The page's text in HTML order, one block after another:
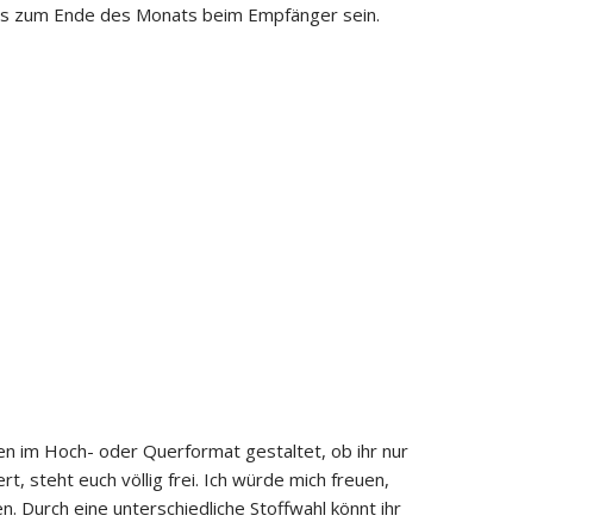
Ende des Monats beim Empfänger sein.
im Hoch- oder Querformat gestaltet, ob ihr nur
steht euch völlig frei. Ich würde mich freuen,
Durch eine unterschiedliche Stoffwahl könnt ihr